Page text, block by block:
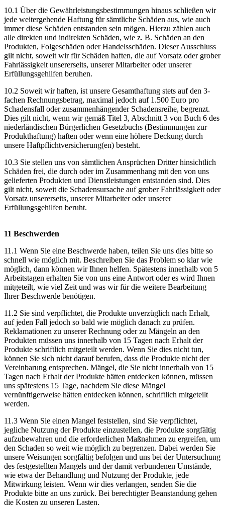
10.1 Über die Gewährleistungsbestimmungen hinaus schließen wir
jede weitergehende Haftung für sämtliche Schäden aus, wie auch
immer diese Schäden entstanden sein mögen. Hierzu zählen auch
alle direkten und indirekten Schäden, wie z. B. Schäden an den
Produkten, Folgeschäden oder Handelsschäden. Dieser Ausschluss
gilt nicht, soweit wir für Schäden haften, die auf Vorsatz oder grober
Fahrlässigkeit unsererseits, unserer Mitarbeiter oder unserer
Erfüllungsgehilfen beruhen.
10.2 Soweit wir haften, ist unsere Gesamthaftung stets auf den 3-
fachen Rechnungsbetrag, maximal jedoch auf 1.500 Euro pro
Schadensfall oder zusammenhängender Schadensreihe, begrenzt.
Dies gilt nicht, wenn wir gemäß Titel 3, Abschnitt 3 von Buch 6 des
niederländischen Bürgerlichen Gesetzbuchs (Bestimmungen zur
Produkthaftung) haften oder wenn eine höhere Deckung durch
unsere Haftpflichtversicherung(en) besteht.
10.3 Sie stellen uns von sämtlichen Ansprüchen Dritter hinsichtlich
Schäden frei, die durch oder im Zusammenhang mit den von uns
gelieferten Produkten und Dienstleistungen entstanden sind. Dies
gilt nicht, soweit die Schadensursache auf grober Fahrlässigkeit oder
Vorsatz unsererseits, unserer Mitarbeiter oder unserer
Erfüllungsgehilfen beruht.
11 Beschwerden
11.1 Wenn Sie eine Beschwerde haben, teilen Sie uns dies bitte so
schnell wie möglich mit. Beschreiben Sie das Problem so klar wie
möglich, dann können wir Ihnen helfen. Spätestens innerhalb von 5
Arbeitstagen erhalten Sie von uns eine Antwort oder es wird Ihnen
mitgeteilt, wie viel Zeit und was wir für die weitere Bearbeitung
Ihrer Beschwerde benötigen.
11.2 Sie sind verpflichtet, die Produkte unverzüglich nach Erhalt,
auf jeden Fall jedoch so bald wie möglich danach zu prüfen.
Reklamationen zu unserer Rechnung oder zu Mängeln an den
Produkten müssen uns innerhalb von 15 Tagen nach Erhalt der
Produkte schriftlich mitgeteilt werden. Wenn Sie dies nicht tun,
können Sie sich nicht darauf berufen, dass die Produkte nicht der
Vereinbarung entsprechen. Mängel, die Sie nicht innerhalb von 15
Tagen nach Erhalt der Produkte hätten entdecken können, müssen
uns spätestens 15 Tage, nachdem Sie diese Mängel
vernünftigerweise hätten entdecken können, schriftlich mitgeteilt
werden.
11.3 Wenn Sie einen Mangel feststellen, sind Sie verpflichtet,
jegliche Nutzung der Produkte einzustellen, die Produkte sorgfältig
aufzubewahren und die erforderlichen Maßnahmen zu ergreifen, um
den Schaden so weit wie möglich zu begrenzen. Dabei werden Sie
unsere Weisungen sorgfältig befolgen und uns bei der Untersuchung
des festgestellten Mangels und der damit verbundenen Umstände,
wie etwa der Behandlung und Nutzung der Produkte, jede
Mitwirkung leisten. Wenn wir dies verlangen, senden Sie die
Produkte bitte an uns zurück. Bei berechtigter Beanstandung gehen
die Kosten zu unseren Lasten.